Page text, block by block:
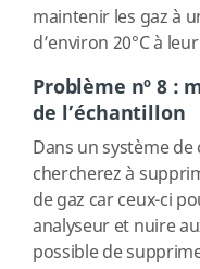
maintenir les gaz à
d’environ 20°C à
Problème nº 8 :
de l’échantillon
Dans un système
chercherez à
de gaz car ceux-ci
analyseur et nuire
possible de